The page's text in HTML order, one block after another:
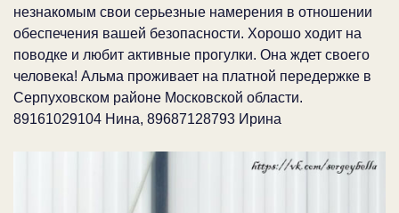
незнакомым свои серьезные намерения в отношении
обеспечения вашей безопасности. Хорошо ходит на
поводке и любит активные прогулки. Она ждет своего
человека! Альма проживает на платной передержке в
Серпуховском районе Московской области.
89161029104 Нина, 89687128793 Ирина